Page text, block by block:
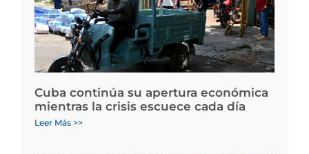
Cuba continúa su apertura económica
mientras la crisis escuece cada día
Leer Más >>